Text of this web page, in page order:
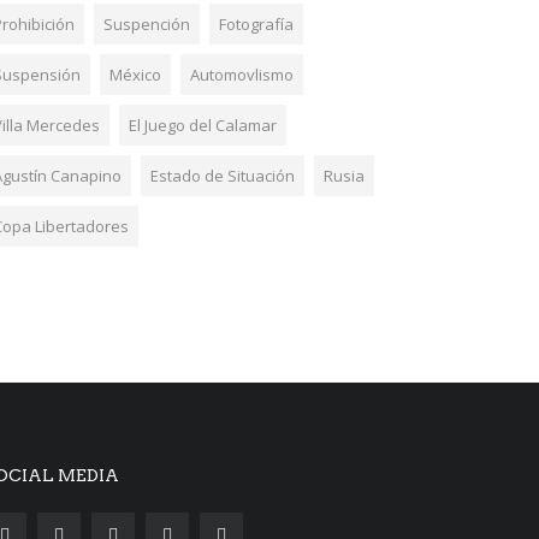
Suspención Fotografía
México Automovlismo
Mercedes El Juego del Calamar
Canapino Estado de Situación Rusia
Libertadores
MEDIA